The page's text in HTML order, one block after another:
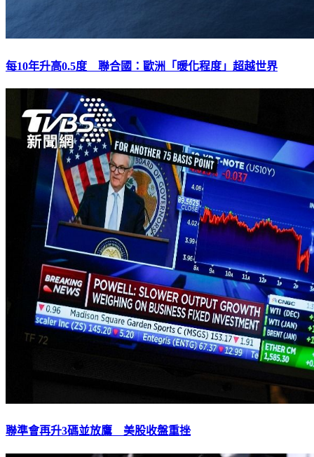
每10年升高0.5度 聯合國：歐洲「暖化程度」超越世界
聯準會再升3碼並放鷹 美股收盤重挫